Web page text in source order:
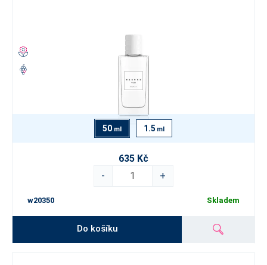
50 ml 1.5 ml
635 Kč
-
+
w20350 Skladem
Do košíku